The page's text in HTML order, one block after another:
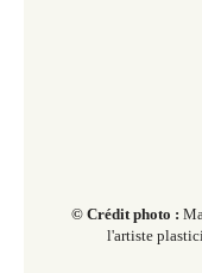
© Crédit photo :
l'artiste